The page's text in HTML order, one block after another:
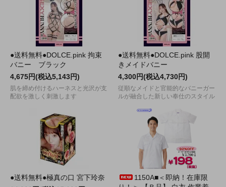
●送料無料●DOLCE.pink 拘束
バニー ブラック
4,675円(税込5,143円)
肌を締め付けるハーネスと光沢が支
配欲を激しく刺激します
●送料無料●DOLCE.pink 股開
きメイドバニー
4,300円(税込4,730円)
従順なメイドと官能的なバニーガー
ルが融合した新しい奉仕のスタイル
●送料無料●極真の口 宮下玲奈
1150A■＜即納！在庫限